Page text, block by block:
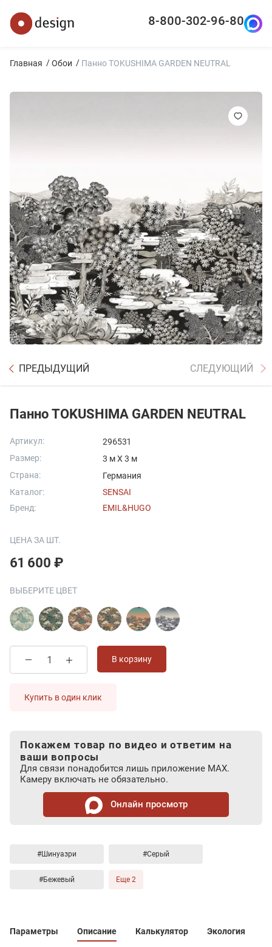
8-800-302-96-80
Главная Обои Панно TOKUSHIMA GARDEN NEUTRAL
ПРЕДЫДУЩИЙ СЛЕДУЮЩИЙ
Панно TOKUSHIMA GARDEN NEUTRAL
Артикул:
296531
Размер:
3 м X 3 м
Страна:
Германия
Каталог:
SENSAI
Бренд:
EMIL&HUGO
ЦЕНА ЗА ШТ.
61 600 ₽
ВЫБЕРИТЕ ЦВЕТ
В корзину
Купить в один клик
Покажем товар по видео и ответим на
ваши вопросы
Для связи понадобится лишь приложение MAX.
Камеру включать не обязательно.
Онлайн просмотр
#Шинуазри #Серый
#Бежевый Еще 2
Параметры Описание Калькулятор Экология